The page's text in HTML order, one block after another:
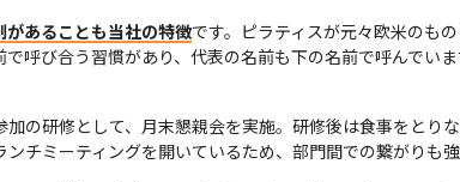
あることも当社の特徴です。ピラティスが元々欧米のも
呼び合う習慣があり、代表の名前も下の名前で呼んでい
の研修として、月末懇親会を実施。研修後は食事をとり
チミーティングを開いているため、部門間での繋がりも強